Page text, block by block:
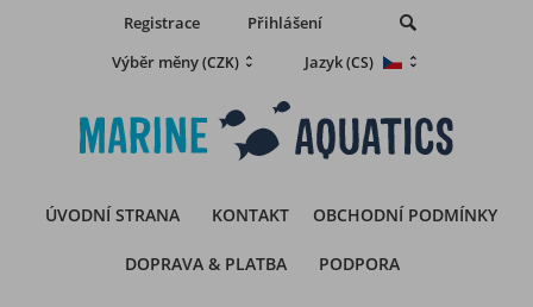
Registrace
Přihlášení
Výběr měny(CZK) Jazyk(CS)
ÚVODNÍ STRANA KONTAKT OBCHODNÍ PODMÍNKY
DOPRAVA & PLATBA PODPORA